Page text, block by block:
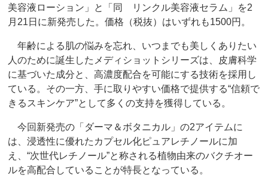
美容液ローション」と「同 リンクル美容液セラム」を2
月21日に新発売した。価格（税抜）はいずれも1500円。
年齢による肌の悩みを忘れ、いつまでも美しくありたい
人のために誕生したメディショットシリーズは、皮膚科学
に基づいた成分と、高濃度配合を可能にする技術を採用し
ている。その一方、手に取りやすい価格で提供する“信頼で
きるスキンケア”として多くの支持を獲得している。
今回新発売の「ダーマ＆ボタニカル」の2アイテムに
は、浸透性に優れたカプセル化ピュアレチノールに加
え、“次世代レチノール”と称される植物由来のバクチオー
ルを高配合していることが特長となっている。